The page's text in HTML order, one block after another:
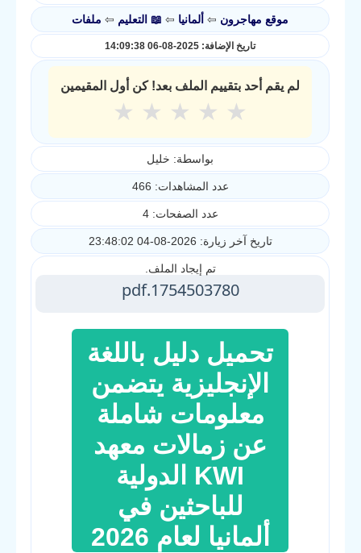
موقع مهاجرون ⇦ ألمانيا ⇦ 📖 التعليم ⇦ملفات
تاريخ الإضافة: 2025-08-06 14:09:38
لم يقم أحد بتقييم الملف بعد! كن أول المقيمين
★
★
★
★
★
بواسطة: خليل
عدد المشاهدات: 466
عدد الصفحات: 4
تاريخ آخر زيارة: 2026-08-04 23:48:02
تم إيجاد الملف.
1754503780.pdf
تحميل دليل باللغة
الإنجليزية يتضمن
معلومات شاملة
عن زمالات معهد
KWI الدولية
للباحثين في
ألمانيا لعام 2026